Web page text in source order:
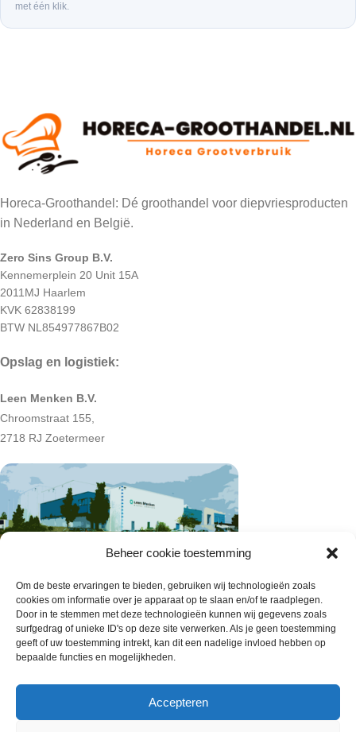
Beheer cookie toestemming
Om de beste ervaringen te bieden, gebruiken wij technologieën zoals
cookies om informatie over je apparaat op te slaan en/of te raadplegen.
Door in te stemmen met deze technologieën kunnen wij gegevens zoals
surfgedrag of unieke ID's op deze site verwerken. Als je geen toestemming
geeft of uw toestemming intrekt, kan dit een nadelige invloed hebben op
bepaalde functies en mogelijkheden.
Accepteren
met één klik.
Horeca-Groothandel: Dé groothandel voor diepvriesproducten
in Nederland en België.
Zero Sins Group B.V.
Kennemerplein 20 Unit 15A
2011MJ Haarlem
KVK 62838199
BTW NL854977867B02
Opslag en logistiek:
Leen Menken B.V.
Chroomstraat 155,
2718 RJ Zoetermeer
Contact met onze inkoop